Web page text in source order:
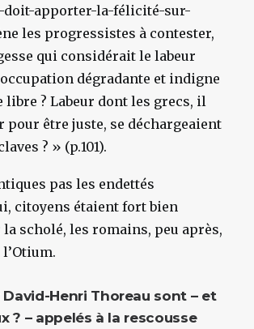
doit-apporter-la-félicité-sur-
les progressistes à contester,
qui considérait le labeur
dégradante et indigne
libre ? Labeur dont les grecs, il
pour être juste, se déchargeaient
? » (p.101).
pas les endettés
citoyens étaient fort bien
la scholé, les romains, peu après,
Henri Thoreau sont – et
? – appelés à la rescousse